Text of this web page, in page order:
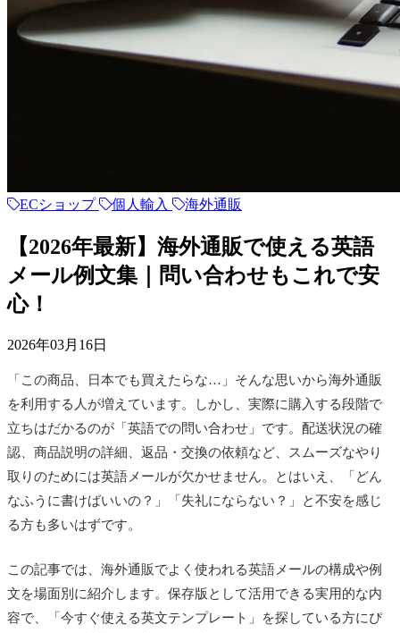
ECショップ 個人輸入 海外通販
【2026年最新】海外通販で使える英語
メール例文集｜問い合わせもこれで安
心！
2026年03月16日
「この商品、日本でも買えたらな…」そんな思いから海外通販
を利用する人が増えています。しかし、実際に購入する段階で
立ちはだかるのが「英語での問い合わせ」です。配送状況の確
認、商品説明の詳細、返品・交換の依頼など、スムーズなやり
取りのためには英語メールが欠かせません。とはいえ、「どん
なふうに書けばいいの？」「失礼にならない？」と不安を感じ
る方も多いはずです。
この記事では、海外通販でよく使われる英語メールの構成や例
文を場面別に紹介します。保存版として活用できる実用的な内
容で、「今すぐ使える英文テンプレート」を探している方にぴ